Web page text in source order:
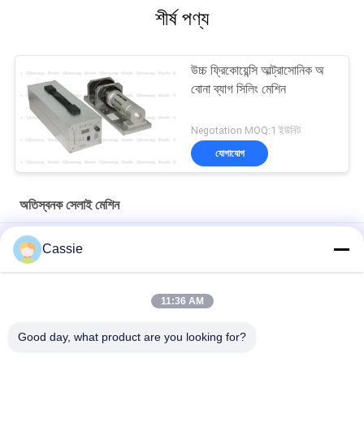
শীর্ষ পণ্য
উচ্চ ফ্রিকোয়েন্সি আল্ট্রাসোনিক অ
বোনা ব্যাগ সিলিং মেশিন
Negotation MOQ:1 ইউনিট
যোগাযোগ
অতিস্বনক সেলাই মেশিন
12 মিমি রোটারি হুইল সহ ফ্যাব্রিক সিলিং কাটিংয়ের জন্য 800 ওয়াট আলট্রাসোনিক সেলাই
মেশিনCassie
11:36 AM
Good day, what product are you looking for?